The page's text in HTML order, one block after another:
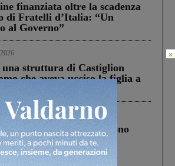
finanziata oltre la scadenza
di Fratelli d’Italia: “Un
al Governo”
una struttura di Castiglion
che aveva ucciso la figlia a
in A1 in cui morirono
Franco. Lo schianto, il
ai sorpassi fra tir....
×